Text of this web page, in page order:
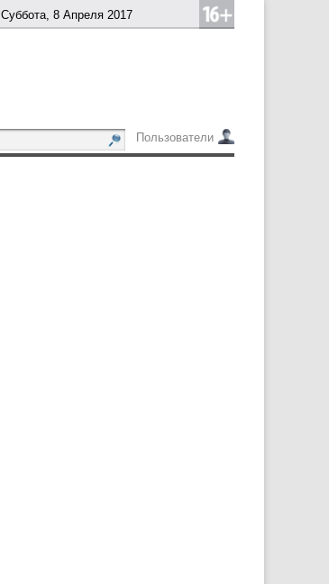
Суббота, 8 Апреля 2017
Пользователи